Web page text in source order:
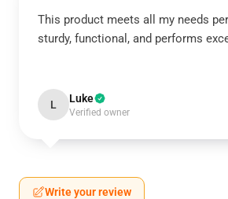
This product meets all my needs
sturdy, functional, and performs
L Luke
Verified owner
Write your review